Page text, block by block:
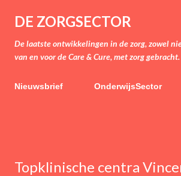
Doorgaan naar
DE ZORGSECTOR
De laatste ontwikkelingen in de zorg, zowel
van en voor de Care & Cure, met zorg gebracht.
Nieuwsbrief OnderwijsSector
Topklinische centra